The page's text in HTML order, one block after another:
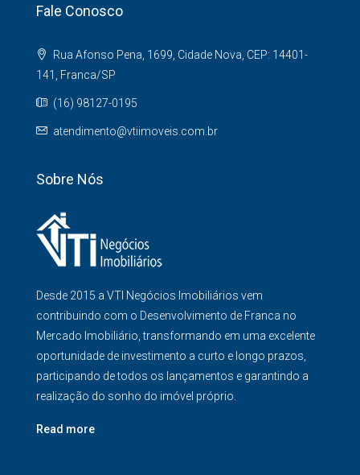
Fale Conosco
Rua Afonso Pena, 1699, Cidade Nova, CEP: 14401-
141, Franca/SP
(16) 98127-0195
atendimento@vtiimoveis.com.br
Sobre Nós
Desde 2015 a VTI Negócios Imobiliários vem
contribuindo com o Desenvolvimento de Franca no
Mercado Imobiliário, transformando em uma excelente
oportunidade de investimento a curto e longo prazos,
participando de todos os lançamentos e garantindo a
realização do sonho do imóvel próprio.
Read more